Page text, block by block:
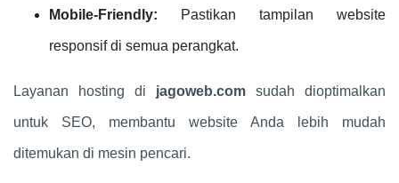
Mobile-Friendly: Pastikan tampilan website
responsif di semua perangkat.
Layanan hosting di jagoweb.com sudah dioptimalkan
untuk SEO, membantu website Anda lebih mudah
ditemukan di mesin pencari.